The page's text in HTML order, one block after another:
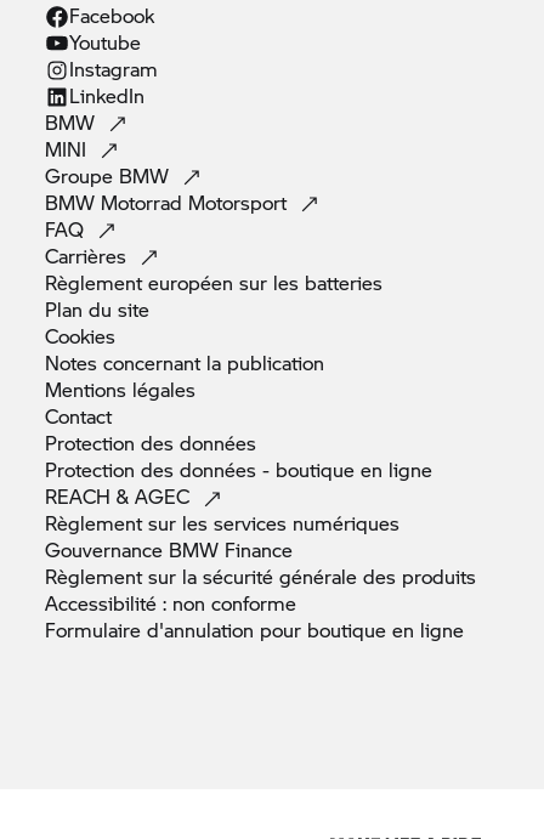
Facebook
Youtube
Instagram
LinkedIn
BMW
MINI
Groupe BMW
BMW Motorrad Motorsport
FAQ
Carrières
Règlement européen sur les batteries
Plan dusite
Cookies
Notes concernant la publication
Mentions légales
Contact
Protection desdonnées
Protection des données - boutique en ligne
REACH &AGEC
Règlement sur les services numériques
Gouvernance BMW Finance
Règlement sur la sécurité générale des produits
Accessibilité : nonconforme
Formulaire d'annulation pour boutique en ligne